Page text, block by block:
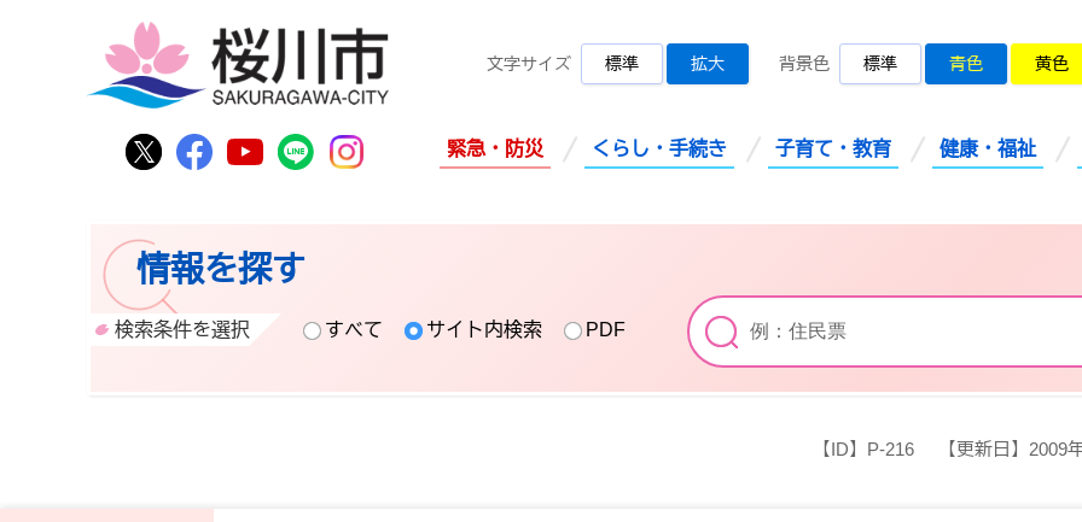
桜川市公式Twitter
桜川市公式Facebook
桜川市公式YouTube
桜川市公式LINE
Instagram
文字サイズ 標準 拡大 背景色 標準 青色 黄色
緊急・防災 くらし・手続き 子育て・教育 健康・福祉
情報を探す
検索条件を選択 すべて サイト内検索 PDF
【ID】 P-216 【更新日】 2009